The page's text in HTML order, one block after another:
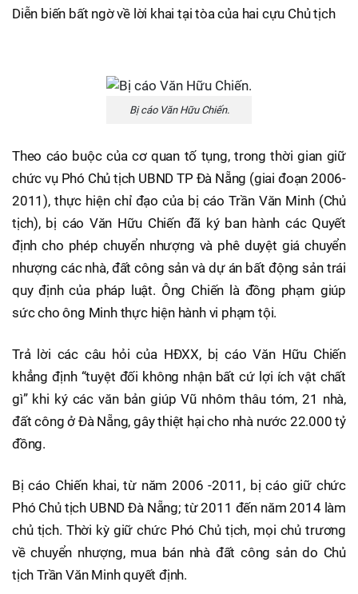
Diễn biến bất ngờ về lời khai tại tòa của hai cựu Chủ tịch
Bị cáo Văn Hữu Chiến.
Theo cáo buộc của cơ quan tố tụng, trong thời gian giữ
chức vụ Phó Chủ tịch UBND TP Đà Nẵng (giai đoạn 2006-
2011), thực hiện chỉ đạo của bị cáo Trần Văn Minh (Chủ
tịch), bị cáo Văn Hữu Chiến đã ký ban hành các Quyết
định cho phép chuyển nhượng và phê duyệt giá chuyển
nhượng các nhà, đất công sản và dự án bất động sản trái
quy định của pháp luật. Ông Chiến là đồng phạm giúp
sức cho ông Minh thực hiện hành vi phạm tội.
Trả lời các câu hỏi của HĐXX, bị cáo Văn Hữu Chiến
khẳng định “tuyệt đối không nhận bất cứ lợi ích vật chất
gì” khi ký các văn bản giúp Vũ nhôm thâu tóm, 21 nhà,
đất công ở Đà Nẵng, gây thiệt hại cho nhà nước 22.000 tỷ
đồng.
Bị cáo Chiến khai, từ năm 2006 -2011, bị cáo giữ chức
Phó Chủ tịch UBND Đà Nẵng; từ 2011 đến năm 2014 làm
chủ tịch. Thời kỳ giữ chức Phó Chủ tịch, mọi chủ trương
về chuyển nhượng, mua bán nhà đất công sản do Chủ
tịch Trần Văn Minh quyết định.